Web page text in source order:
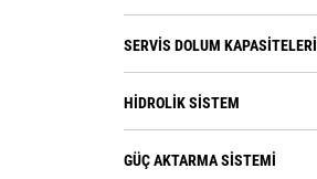
SERVIS DOLUM KAPASITELERI
HIDROLIK SISTEM
GÜÇ AKTARMA SISTEMI